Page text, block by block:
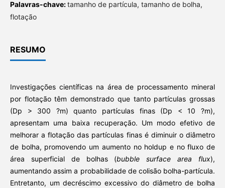
Palavras-chave:tamanho de partícula, tamanho de bolha,
flotação
RESUMO
Investigações científicas na área de processamento mineral
por flotação têm demonstrado que tanto partículas grossas
(Dp > 300 ?m) quanto partículas finas (Dp < 10 ?m),
apresentam uma baixa recuperação. Um modo efetivo de
melhorar a flotação das partículas finas é diminuir o diâmetro
de bolha, promovendo um aumento no holdup e no fluxo de
área superficial de bolhas (bubble surface area flux),
aumentando assim a probabilidade de colisão bolha-partícula.
Entretanto, um decréscimo excessivo do diâmetro de bolha